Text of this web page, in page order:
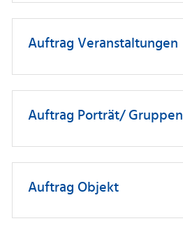
Auftrag Veranstaltungen
Auftrag Porträt/ Gruppen
Auftrag Objekt